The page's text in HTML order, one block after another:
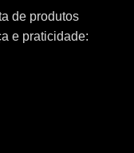
de produtos
e praticidade: